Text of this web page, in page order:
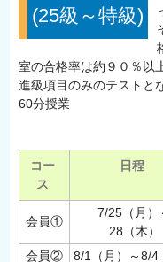
(25級～特級)
室の合格率は約９０％以
進級項目のみのテストと
60分授業
コー
ス
日程
会員①
7/25（月）
28（木）
会員② 8/1（月）～8/4